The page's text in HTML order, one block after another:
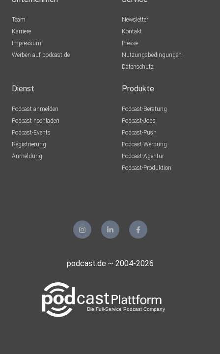
Team
Karriere
Impressum
Werben auf podcast.de
Newsletter
Kontakt
Presse
Nutzungsbedingungen
Datenschutz
Dienst
Podcast anmelden
Podcast hochladen
Podcast-Events
Registrierung
Anmeldung
Produkte
Podcast-Beratung
Podcast-Jobs
Podcast-Push
Podcast-Werbung
Podcast-Agentur
Podcast-Produktion
podcast.de ~ 2004-2026